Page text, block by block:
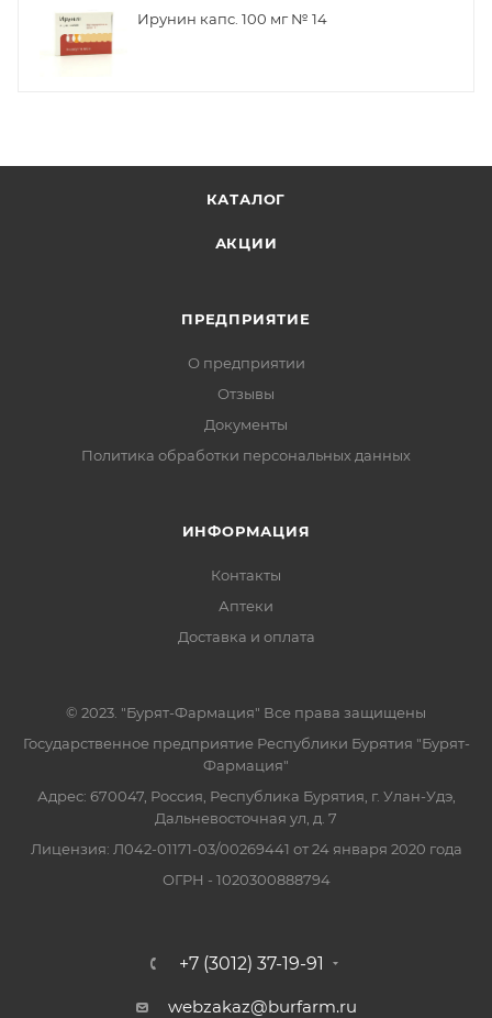
Ирунин капс. 100 мг № 14
КАТАЛОГ
АКЦИИ
ПРЕДПРИЯТИЕ
О предприятии
Отзывы
Документы
Политика обработки персональных данных
ИНФОРМАЦИЯ
Контакты
Аптеки
Доставка и оплата
© 2023. "Бурят-Фармация" Все права защищены
Государственное предприятие Республики Бурятия "Бурят-
Фармация"
Адрес: 670047, Россия, Республика Бурятия, г. Улан-Удэ,
Дальневосточная ул, д. 7
Лицензия: Л042-01171-03/00269441 от 24 января 2020 года
ОГРН - 1020300888794
+7 (3012) 37-19-91
webzakaz@burfarm.ru